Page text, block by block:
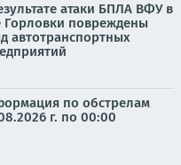
атаки БПЛА ВФУ в
повреждены
автотранспортных
по обстрелам
г. по 00:00